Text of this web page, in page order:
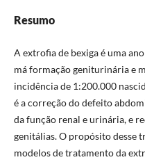
Resumo
A extrofia de bexiga é uma
má formação geniturinária e
incidência de 1:200.000
é a correção do defeito
da função renal e urinária, e
genitálias. O propósito desse
modelos de tratamento da